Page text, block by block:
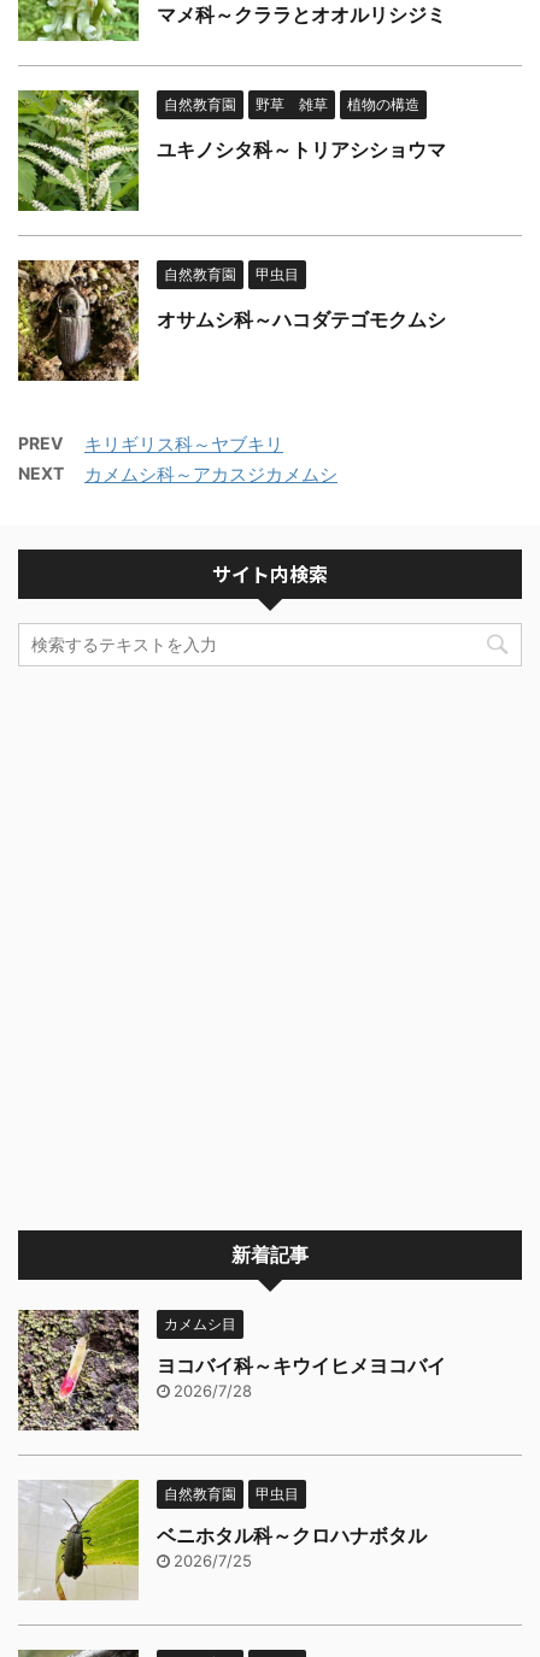
マメ科～クララとオオルリシジミ
自然教育園 野草 雑草 植物の構造
ユキノシタ科～トリアシショウマ
自然教育園 甲虫目
オサムシ科～ハコダテゴモクムシ
PREV キリギリス科～ヤブキリ
NEXT カメムシ科～アカスジカメムシ
サイト内検索
新着記事
カメムシ目
ヨコバイ科～キウイヒメヨコバイ
2026/7/28
自然教育園 甲虫目
ベニホタル科～クロハナボタル
2026/7/25